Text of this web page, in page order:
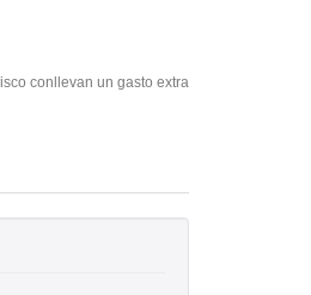
conllevan un gasto extra